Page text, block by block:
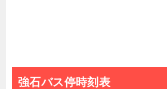
強石バス停時刻表